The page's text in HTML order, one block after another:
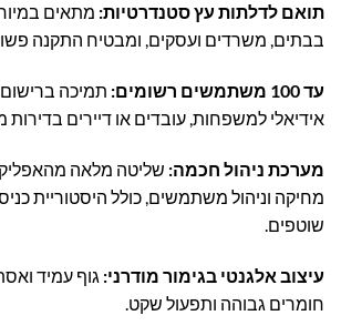
תואם לדלתות עץ סטנדרטיות: מתאים
בבתים, משרדים ועסקים, ומבטיח התקנה
עד 100 משתמשים רשומים:
תמיכה
אידיאלי למשפחות, עובדים או דיירים
מערכת ניהול חכמה: שליטה מלאה
מחיקה וניהול משתמשים, כולל היסטוריית
שוטפים.
עיצוב אלגנטי בגימור מודרני: גוף עמיד
חומרים גבוהה ותפעול שקט.